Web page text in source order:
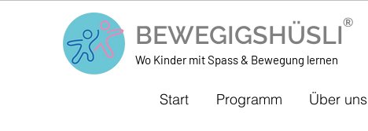
®
BEWEGIGSHÜSLI
Wo Kinder mit Spass & Bewegung lernen
Start Programm Über uns